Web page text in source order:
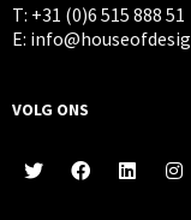
T: +31 (0)6 515 888 51
E:
VOLG ONS